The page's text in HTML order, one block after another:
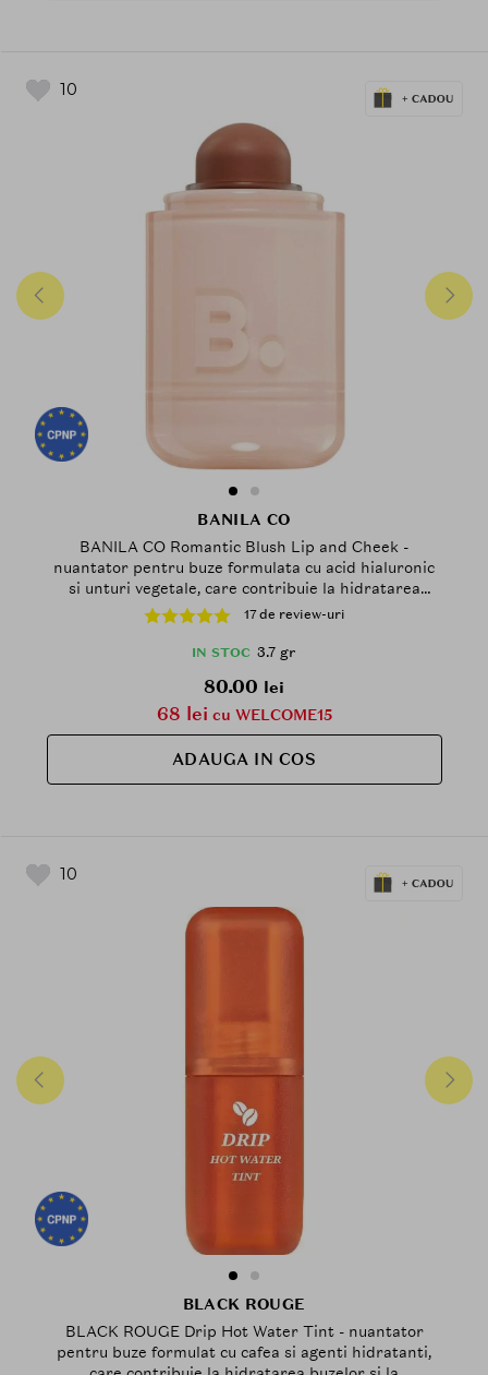
10
BANILA CO
BANILA CO Romantic Blush Lip and Cheek -
nuantator pentru buze formulata cu acid hialuronic
si unturi vegetale, care contribuie la hidratarea
buzelor si obrajilor si la metinerea confortului pe
parcursul zilei - 3.7 gr - 17 Baby Bean
17 de review-uri
IN STOC 3.7 gr
80.00 lei
68 lei cu WELCOME15
ADAUGA IN COS
10
BLACK ROUGE
BLACK ROUGE Drip Hot Water Tint - nuantator
pentru buze formulat cu cafea si agenti hidratanti,